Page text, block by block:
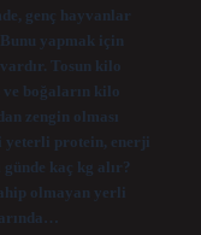
genç hayvanlar
yapmak için
Tosun kilo
ve boğaların kilo
zengin olması
yeterli protein, enerji
kaç kg alır?
olmayan yerli